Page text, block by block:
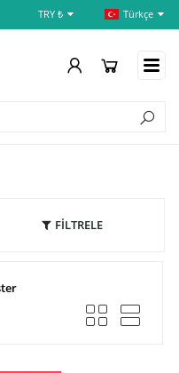
ve İade Şartları
TRY ₺ Türkçe
FİLTRELE